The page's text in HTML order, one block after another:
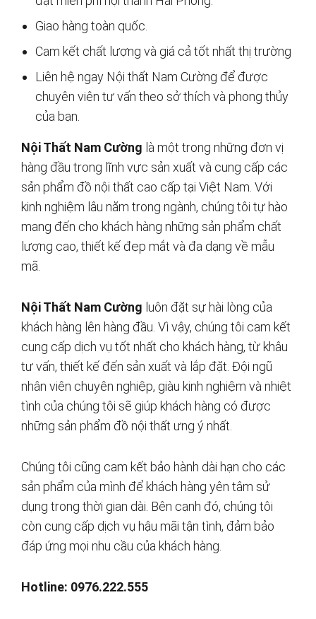
Giao hàng toàn quốc.
Cam kết chất lượng và giá cả tốt nhất thị trường
Liên hệ ngay Nội thất Nam Cường để được
chuyên viên tư vấn theo sở thích và phong thủy
của bạn.
Nội Thất Nam Cường là một trong những đơn vị
hàng đầu trong lĩnh vực sản xuất và cung cấp các
sản phẩm đồ nội thất cao cấp tại Việt Nam. Với
kinh nghiệm lâu năm trong ngành, chúng tôi tự hào
mang đến cho khách hàng những sản phẩm chất
lượng cao, thiết kế đẹp mắt và đa dạng về mẫu
mã.
Nội Thất Nam Cường luôn đặt sự hài lòng của
khách hàng lên hàng đầu. Vì vậy, chúng tôi cam kết
cung cấp dịch vụ tốt nhất cho khách hàng, từ khâu
tư vấn, thiết kế đến sản xuất và lắp đặt. Đội ngũ
nhân viên chuyên nghiệp, giàu kinh nghiệm và nhiệt
tình của chúng tôi sẽ giúp khách hàng có được
những sản phẩm đồ nội thất ưng ý nhất.
Chúng tôi cũng cam kết bảo hành dài hạn cho các
sản phẩm của mình để khách hàng yên tâm sử
dụng trong thời gian dài. Bên cạnh đó, chúng tôi
còn cung cấp dịch vụ hậu mãi tận tình, đảm bảo
đáp ứng mọi nhu cầu của khách hàng.
Hotline: 0976.222.555